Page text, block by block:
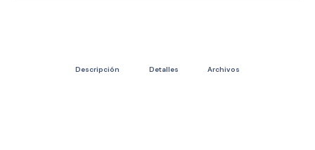
Descripción Detalles Archivos